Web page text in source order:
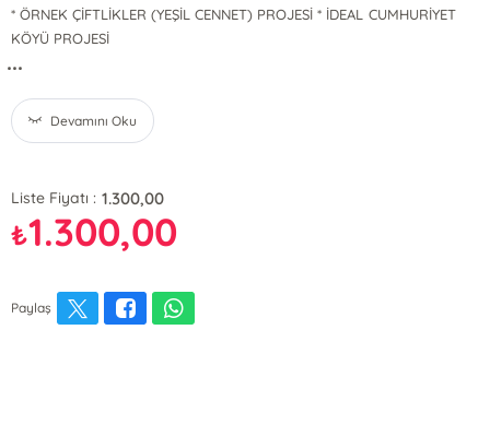
* ÖRNEK ÇİFTLİKLER (YEŞİL CENNET) PROJESİ * İDEAL CUMHURİYET
KÖYÜ PROJESİ
...
Devamını Oku
Liste Fiyatı : 1.300,00
₺1.300,00
Paylaş